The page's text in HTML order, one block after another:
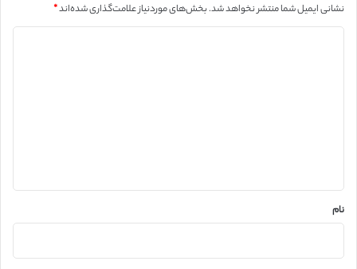
نشانی ایمیل شما منتشر نخواهد شد.بخش‌های موردنیاز علامت‌گذاری شده‌اند*
نام